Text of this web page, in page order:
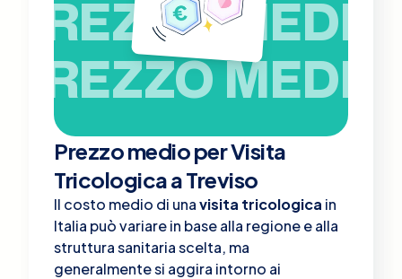
PREZZO MEDIO
PREZZO MEDIO
Prezzo medio per Visita
Tricologica a Treviso
Il costo medio di unavisita tricologica in
Italia può variare in base alla regione e alla
struttura sanitaria scelta, ma
generalmente si aggira intorno ai